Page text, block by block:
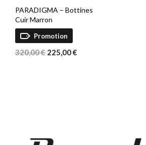
PARADIGMA – Bottines
Cuir Marron
Promotion
320,00€ Le
225,00€